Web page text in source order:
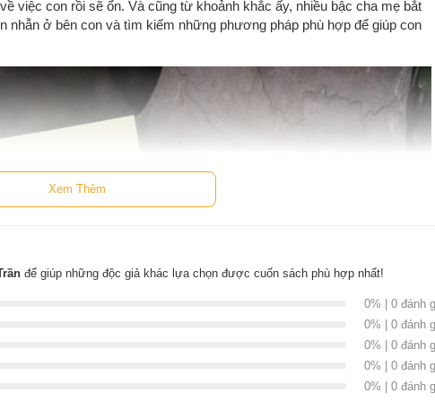
việc con rồi sẽ ổn. Và cũng từ khoảnh khắc ấy, nhiều bậc cha mẹ bắt
nhẫn ở bên con và tìm kiếm những phương pháp phù hợp để giúp con
Xem Thêm
để giúp những độc giả khác lựa chọn được cuốn sách phù hợp nhất!
0% | 0 đánh
0% | 0 đánh
0% | 0 đánh
0% | 0 đánh
0% | 0 đánh